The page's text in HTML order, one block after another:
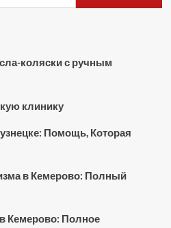
коляски с ручным
клинику
Помощь, Которая
в Кемерово: Полный
Кемерово: Полное